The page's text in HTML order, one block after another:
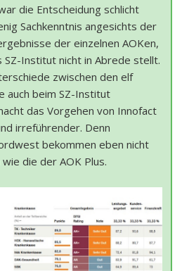
die Entscheidung schlicht
Sachkenntnis angesichts der
der einzelnen AOKen,
SZ-Institut nicht in Abrede stellt.
zwischen den elf
auch beim SZ-Institut
das Vorgehen von Innofact
irreführender. Denn
bekommen eben nicht
die der AOK Plus.